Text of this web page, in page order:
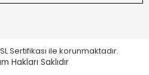
Sertifikası ile korunmaktadır.
Hakları Saklıdır